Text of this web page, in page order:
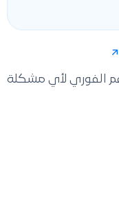
الفوري لأي مشكلة